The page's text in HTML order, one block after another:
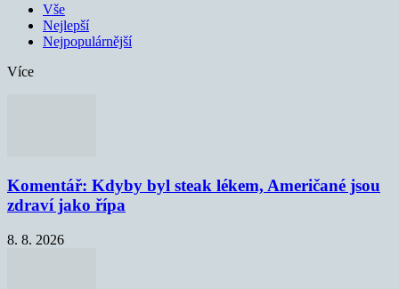
Vše
Nejlepší
Nejpopulárnější
Více
Komentář: Kdyby byl steak lékem, Američané jsou
zdraví jako řípa
8. 8. 2026